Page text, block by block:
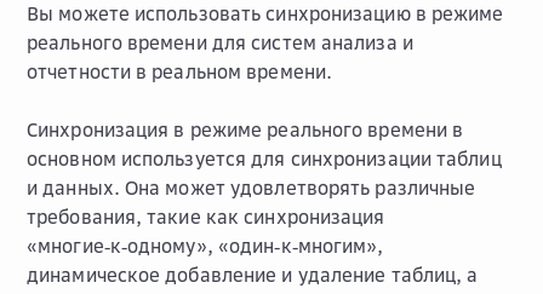
Вы можете использовать синхронизацию в режиме
реального времени для систем анализа и
отчетности в реальном времени.
Синхронизация в режиме реального времени в
основном используется для синхронизации таблиц
и данных. Она может удовлетворять различные
требования, такие как синхронизация
«многие‑к‑одному», «один‑к‑многим»,
динамическое добавление и удаление таблиц, а